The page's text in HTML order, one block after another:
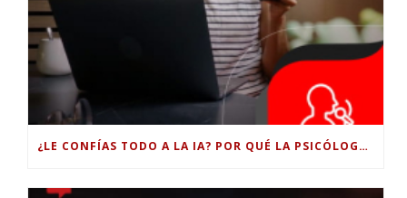
¿LE CONFÍAS TODO A LA IA? POR QUÉ LA PSICÓLOGA DICE QUE ESO PUEDE COSTARTE TUS PROPIAS HABILIDADES